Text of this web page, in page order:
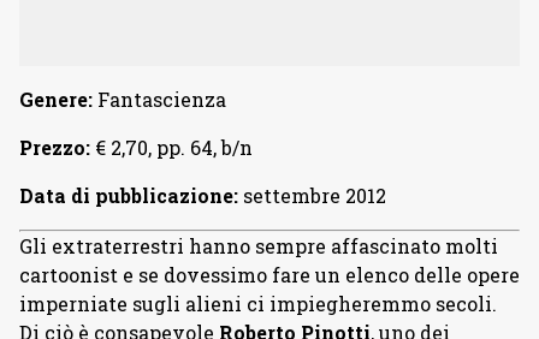
Genere: Fantascienza
Prezzo: € 2,70, pp. 64, b/n
Data di pubblicazione: settembre 2012
Gli extraterrestri hanno sempre affascinato molti
cartoonist e se dovessimo fare un elenco delle opere
imperniate sugli alieni ci impiegheremmo secoli.
Di ciò è consapevole Roberto Pinotti, uno dei